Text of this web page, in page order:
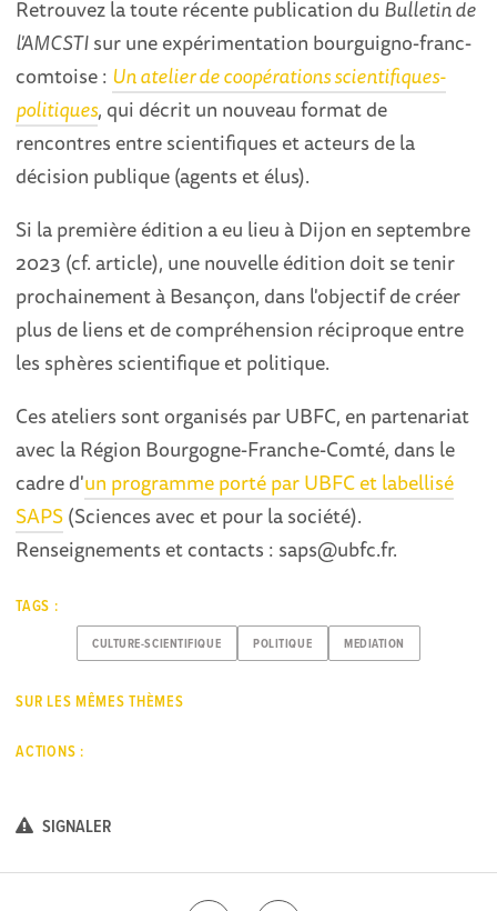
Retrouvez la toute récente publication du Bulletin de
l'AMCSTIsur une expérimentation bourguigno-franc-
comtoise : Un atelier de coopérations scientifiques-
politiques, qui décrit un nouveau format de
rencontres entre scientifiques et acteurs de la
décision publique (agents et élus).
Si la première édition a eu lieu à Dijon en septembre
2023 (cf. article), une nouvelle édition doit se tenir
prochainement à Besançon, dans l'objectif de créer
plus de liens et de compréhension réciproque entre
les sphères scientifique et politique.
Ces ateliers sont organisés par UBFC, en partenariat
avec la Région Bourgogne-Franche-Comté, dans le
cadre d'un programme porté par UBFC et labellisé
SAPS(Sciences avec et pour la société).
Renseignements et contacts : saps@ubfc.fr.
TAGS :
CULTURE-SCIENTIFIQUE POLITIQUE MEDIATION
SUR LES MÊMES THÈMES
ACTIONS :
SIGNALER